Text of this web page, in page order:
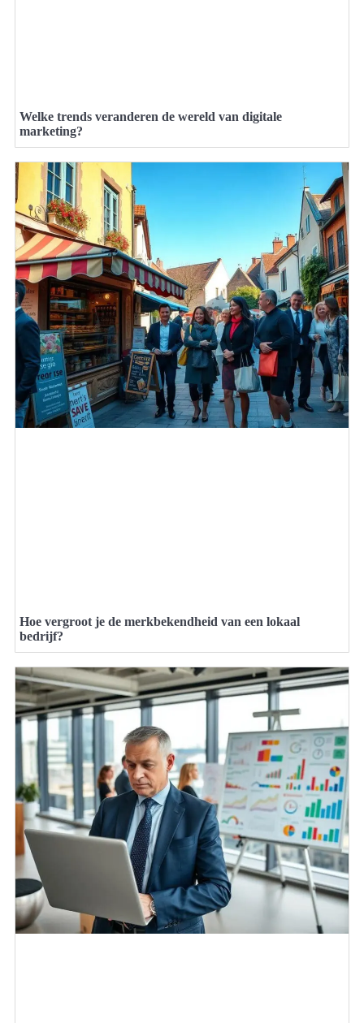
Welke trends veranderen de wereld van digitale
marketing?
Hoe vergroot je de merkbekendheid van een lokaal
bedrijf?